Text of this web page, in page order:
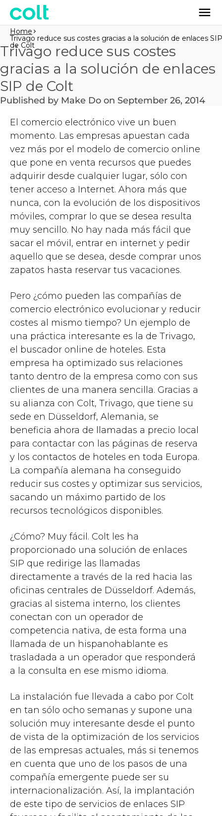
Home
Trivago reduce sus costes gracias a la solución de enlaces SIP
de Colt
Trivago reduce sus costes
gracias a la solución de enlaces
SIP de Colt
Published by Make Do on September 26, 2014
El comercio electrónico vive un buen
momento. Las empresas apuestan cada
vez más por el modelo de comercio online
que pone en venta recursos que puedes
adquirir desde cualquier lugar, sólo con
tener acceso a Internet. Ahora más que
nunca, con la evolución de los dispositivos
móviles, comprar lo que se desea resulta
muy sencillo. No hay nada más fácil que
sacar el móvil, entrar en internet y pedir
aquello que se desea, desde comprar unos
zapatos hasta reservar tus vacaciones.
Pero ¿cómo pueden las compañías de
comercio electrónico evolucionar y reducir
costes al mismo tiempo? Un ejemplo de
una práctica interesante es la de Trivago,
el buscador online de hoteles. Esta
empresa ha optimizado sus relaciones
tanto dentro de la empresa como con sus
clientes de una manera sencilla. Gracias a
su alianza con Colt, Trivago, que tiene su
sede en Düsseldorf, Alemania, se
beneficia ahora de llamadas a precio local
para contactar con las páginas de reserva
y los contactos de hoteles en toda Europa.
La compañía alemana ha conseguido
reducir sus costes y optimizar sus servicios,
sacando un máximo partido de los
recursos tecnológicos disponibles.
¿Cómo? Muy fácil. Colt les ha
proporcionado una solución de enlaces
SIP que redirige las llamadas
directamente a través de la red hacia las
oficinas centrales de Düsseldorf. Además,
gracias al sistema interno, los clientes
conectan con un operador de
competencia nativa, de esta forma una
llamada de un hispanohablante es
trasladada a un operador que responderá
a la consulta en ese mismo idioma.
La instalación fue llevada a cabo por Colt
en tan sólo ocho semanas y supone una
solución muy interesante desde el punto
de vista de la optimización de los servicios
de las empresas actuales, más si tenemos
en cuenta que uno de los pasos de una
compañía emergente puede ser su
internacionalización. Así, la implantación
de este tipo de servicios de enlaces SIP